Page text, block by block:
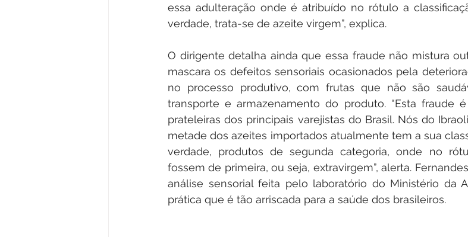
essa adulteração onde é atribuído no rótulo a
verdade, trata-se de azeite virgem”, explica.
O dirigente detalha ainda que essa fraude não mistura
mascara os defeitos sensoriais ocasionados pela
no processo produtivo, com frutas que não são
transporte e armazenamento do produto. “Esta fraude
prateleiras dos principais varejistas do Brasil. Nós do
metade dos azeites importados atualmente tem a sua
verdade, produtos de segunda categoria, onde no
fossem de primeira, ou seja, extravirgem”, alerta.
análise sensorial feita pelo laboratório do Ministério da
prática que é tão arriscada para a saúde dos brasileiros.